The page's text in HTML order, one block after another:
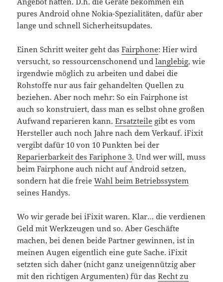
pures Android ohne Nokia-Spezialitäten, dafür aber
lange und schnell Sicherheitsupdates.
Einen Schritt weiter geht dasFairphone: Hier wird
versucht, so ressourcenschonend undlanglebig, wie
irgendwie möglich zu arbeiten und dabei die
Rohstoffe nur aus fair gehandelten Quellen zu
beziehen. Aber noch mehr: So ein Fairphone ist
auch so konstruiert, dass man es selbst ohne großen
Aufwand reparieren kann.Ersatzteile gibt es vom
Hersteller auch noch Jahre nach dem Verkauf. iFixit
vergibt dafür 10 von 10 Punkten bei der
Reparierbarkeit des Fariphone 3. Und wer will, muss
beim Fairphone auch nicht auf Android setzen,
sondern hat die freieWahl beim Betriebssystem
seines Handys.
Wo wir gerade bei iFixit waren. Klar… die verdienen
Geld mit Werkzeugen und so. Aber Geschäfte
machen, bei denen beide Partner gewinnen, ist in
meinen Augen eigentlich eine gute Sache. iFixit
setzten sich daher (nicht ganz uneigennützig aber
mit den richtigen Argumenten) für dasRecht zu